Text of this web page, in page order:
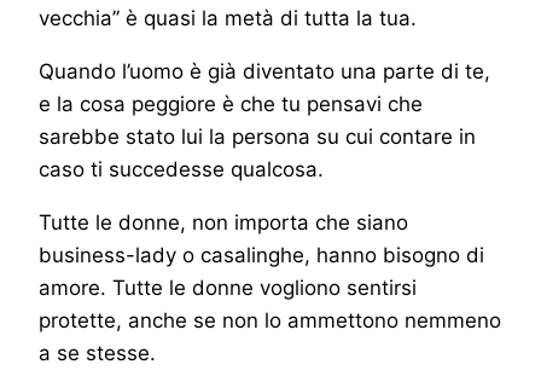
vecchia” è quasi la metà di tutta la tua.
Quando l’uomo è già diventato una parte di te,
e la cosa peggiore è che tu pensavi che
sarebbe stato lui la persona su cui contare in
caso ti succedesse qualcosa.
Tutte le donne, non importa che siano
business-lady o casalinghe, hanno bisogno di
amore. Tutte le donne vogliono sentirsi
protette, anche se non lo ammettono nemmeno
a se stesse.